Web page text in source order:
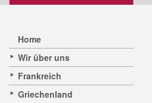
Home
Wir über uns
Frankreich
Griechenland